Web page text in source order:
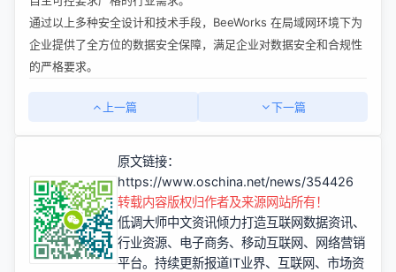
通过以上多种安全设计和技术手段， BeeWorks 在局域网环境下为
企业提供了全方位的数据安全保障，满足企业对数据安全和合规性
的严格要求。
上一篇 下一篇
原文链接：
https://www.oschina.net/news/354426
转载内容版权归作者及来源网站所有！
低调大师中文资讯倾力打造互联网数据资讯、
行业资源、电子商务、移动互联网、网络营销
平台。持续更新报道IT业界、互联网、市场资